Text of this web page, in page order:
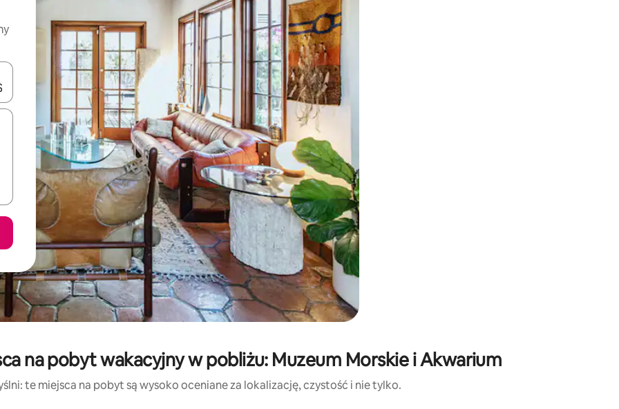
nich za pomocą klawiszy strzałek w górę i w dół lub przeglądać je za pomocą gestów dotykowych lub przesuwania.
na pobyt wakacyjny w pobliżu: Muzeum Morskie i Akwarium
te miejsca na pobyt są wysoko oceniane za lokalizację, czystość i nie tylko.